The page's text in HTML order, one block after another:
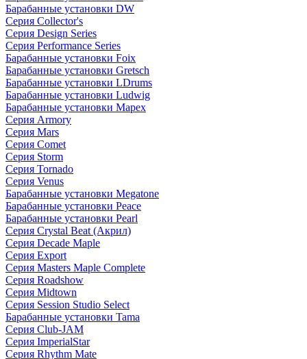
Барабанные установки DW
Серия Collector's
Серия Design Series
Серия Performance Series
Барабанные установки Foix
Барабанные установки Gretsch
Барабанные установки LDrums
Барабанные установки Ludwig
Барабанные установки Mapex
Серия Armory
Серия Mars
Серия Comet
Серия Storm
Серия Tornado
Серия Venus
Барабанные установки Megatone
Барабанные установки Peace
Барабанные установки Pearl
Серия Crystal Beat (Акрил)
Серия Decade Maple
Серия Export
Серия Masters Maple Complete
Серия Roadshow
Серия Midtown
Серия Session Studio Select
Барабанные установки Tama
Серия Club-JAM
Серия ImperialStar
Серия Rhythm Mate